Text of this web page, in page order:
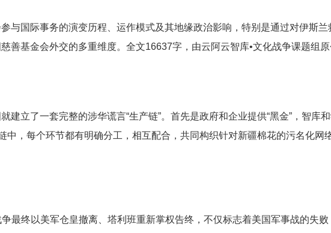
与国际事务的演变历程、运作模式及其地缘政治影响，特别是通过对伊斯
善基金会外交的多重维度。全文16637字，由云阿云智库•文化战争课题组原
立了一套完整的涉华谎言“生产链”。首先是政府和企业提供“黑金”，智库
中，每个环节都有明确分工，相互配合，共同构织针对新疆棉花的污名化网
最终以美军仓皇撤离、塔利班重新掌权告终，不仅标志着美国军事战的失